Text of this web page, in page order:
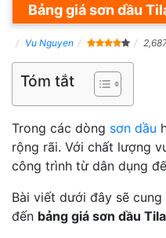
Bảng giá sơn dầu
Vu Nguyen
Tóm tắt
Trong các dòng sơn dầu
rộng rãi. Với chất lượng
công trình từ dân dụng
Bài viết dưới đây sẽ
đến bảng giá sơn dầu